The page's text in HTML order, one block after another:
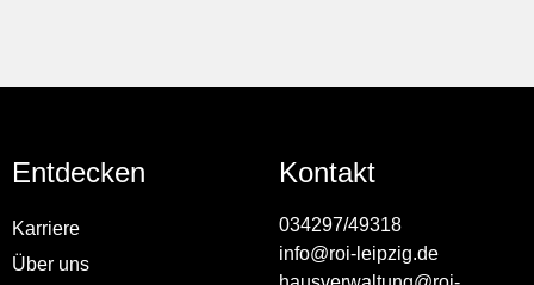
Entdecken
Karriere
Über uns
Kontakt
034297/49318
info@roi-leipzig.de